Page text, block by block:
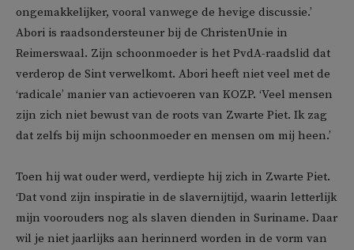
ongemakkelijker, vooral vanwege de hevige discussie.’
Abori is raadsondersteuner bij de ChristenUnie in
Reimerswaal. Zijn schoonmoeder is het PvdA-raadslid dat
verderop de Sint verwelkomt. Abori heeft niet veel met de
‘radicale’ manier van actievoeren van KOZP. ‘Veel mensen
zijn zich niet bewust van de roots van Zwarte Piet. Ik zag
dat zelfs bij mijn schoonmoeder en mensen om mij heen.’
Toen hij wat ouder werd, verdiepte hij zich in Zwarte Piet.
‘Dat vond zijn inspiratie in de slavernijtijd, waarin letterlijk
mijn voorouders nog als slaven dienden in Suriname. Daar
wil je niet jaarlijks aan herinnerd worden in de vorm van